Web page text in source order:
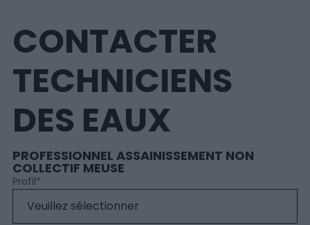
CONTACTER
TECHNICIENS
DES EAUX
PROFESSIONNEL ASSAINISSEMENT NON
COLLECTIF MEUSE
Profil*